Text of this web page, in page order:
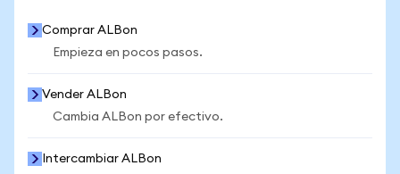
Comprar ALBon
Empieza en pocos pasos.
Vender ALBon
Cambia ALBon por efectivo.
Intercambiar ALBon